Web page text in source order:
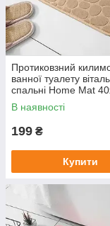
Протиковзний
ванної туалету
спальні Home Mat
В наявності
199 ₴
Купити